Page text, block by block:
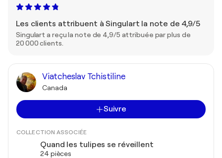
Les clients attribuent à Singulart la note de 4,9/5
Singulart a reçu la note de 4,9/5 attribuée par plus de
20 000 clients.
Viatcheslav Tchistiline
Canada
Suivre
COLLECTION ASSOCIÉE
Quand les tulipes se réveillent
24 pièces